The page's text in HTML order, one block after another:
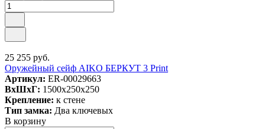
25 255 руб.
Оружейный сейф AIKO БЕРКУТ 3 Print
Артикул: ER-00029663
ВxШxГ: 1500x250x250
Крепление: к стене
Тип замка: Два ключевых
В корзину